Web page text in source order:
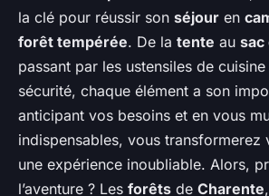
la clé pour réussir son séjour en
forêt tempérée. De la tente au sac
passant par les ustensiles de
sécurité, chaque élément a son
anticipant vos besoins et en vous
indispensables, vous transformerez
une expérience inoubliable. Alors,
l’aventure ? Les forêts de Charente